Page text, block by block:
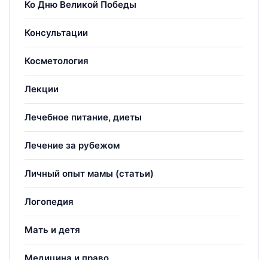
Ко Дню Великой Победы
Консультации
Косметология
Лекции
Лечебное питание, диеты
Лечение за рубежом
Личный опыт мамы (статьи)
Логопедия
Мать и детя